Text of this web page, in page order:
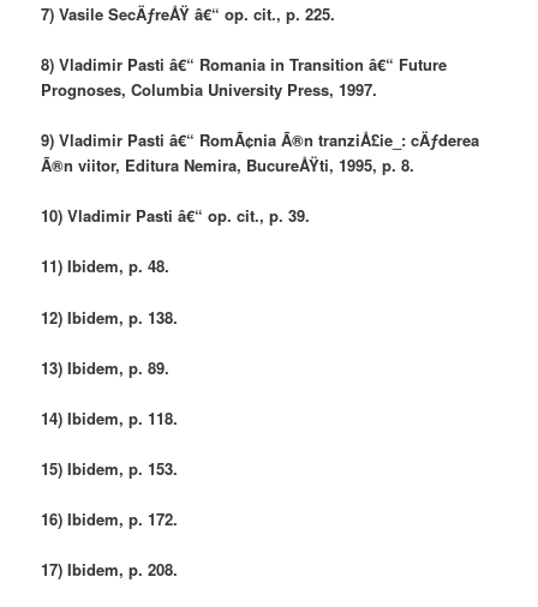
7) Vasile SecÄƒreÅŸ â€“ op. cit., p. 225.
8) Vladimir Pasti â€“ Romania in Transition â€“ Future
Prognoses, Columbia University Press, 1997.
9) Vladimir Pasti â€“ RomÃ¢nia Ã®n tranziÅ£ie_: cÄƒderea
Ã®n viitor, Editura Nemira, BucureÅŸti, 1995, p. 8.
10) Vladimir Pasti â€“ op. cit., p. 39.
11) Ibidem, p. 48.
12) Ibidem, p. 138.
13) Ibidem, p. 89.
14) Ibidem, p. 118.
15) Ibidem, p. 153.
16) Ibidem, p. 172.
17) Ibidem, p. 208.